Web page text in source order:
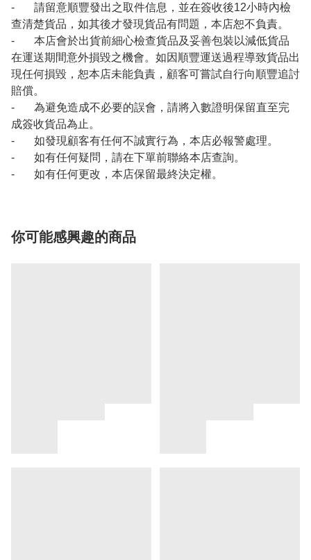
- 請留意順豐發出之取件信息，並在簽收後12小時內檢
查清楚貨品，如其後才發現貨品有問題，本店恕不負責。
- 本店會於出貨前細心檢查貨品及妥善包裝以減低貨品
在運送期間意外損毀之機會。如因順豐運送過程導致貨品出
現任何損毀，恕本店未能負責，顧客可嘗試自行向順豐追討
賠償。
- 為避免造成不必要的誤會，請將入數證明保留直至完
成簽收貨品為止。
- 如發現顧客有任何不誠實行為，本店必報警處理。
- 如有任何疑問，請在下單前聯絡本店查詢。
- 如有任何更改，本店保留最終決定權。
你可能感興趣的商品